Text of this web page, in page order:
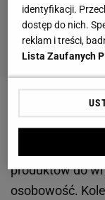
Ta hiszpańska
mało znana, a
Misją Calma
produktów do
osobowość.
identyfikacji.
dostęp do nich.
reklam i treści,
Lista Zaufanych